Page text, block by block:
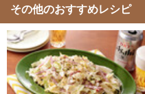
その他のおすすめレシピ